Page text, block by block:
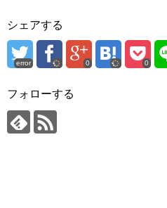
シェアする
error 0 0
フォローする